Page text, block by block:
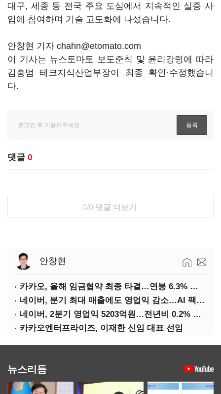
대구, 세종 등 전국 주요 도심에서 지속적인 실증 사
업에 참여하며 기술 고도화에 나섰습니다.
안창현 기자 chahn@etomato.com
이 기사는 뉴스토마토 보도준칙 및 윤리강령에 따라
김충범 테크지식산업부장이 최종 확인·수정했습니
다.
댓글 0
0/0 댓글 더보기
안창현
카카오, 올해 임금협약 최종 타결…연봉 6.3% 인상·격려금 300만원
네이버, 분기 최대 매출에도 영업익 감소…AI 팩토리 속도
네이버, 2분기 영업익 5203억원…전년비 0.2% 감소
카카오엔터프라이즈, 이재한 신임 대표 선임
뉴스리듬